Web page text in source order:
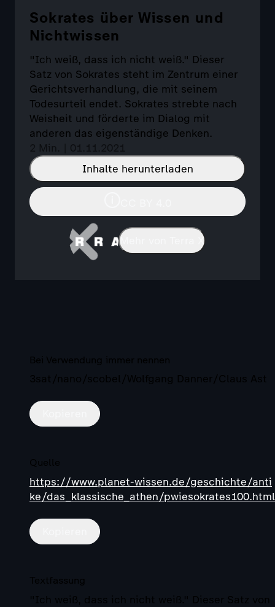
Sokrates über Wissen und
Nichtwissen
"Ich weiß, dass ich nicht weiß." Dieser
Satz von Sokrates steht im Zentrum einer
Gerichtsverhandlung, die mit seinem
Todesurteil endet. Sokrates strebte nach
Weisheit und förderte im Dialog mit
anderen das eigenständige Denken.
2 Min. | 01.11.2021
Inhalte herunterladen
Mehr von Terra X
Bei Verwendung immer nennen
3sat/nano/scobel/Wolfgang Danner/Claus Ast
Quelle
https://www.planet-wissen.de/geschichte/anti
ke/das_klassische_athen/pwiesokrates100.html
Textfassung
"Ich weiß, dass ich nicht weiß." Dieser Satz von